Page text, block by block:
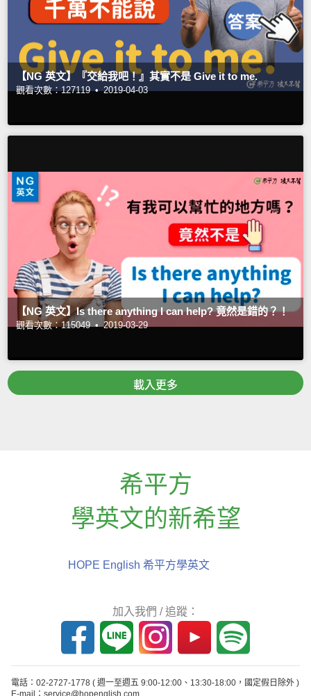
【NG 英文】『交給我吧！』其實不是 Give it to me.
觀看次數：127119 • 2019-04-03
【NG 英文】Is there anything I can help? 竟然是錯的？！
觀看次數：115049 • 2019-03-29
載入更多
希平方
學英文的新希望
HOPE English 希平方學英文
加入我們 / 追蹤：
電話：02-2727-1778 ( 週一至週五 9:00-12:00、13:30-18:00，國定假日除外 )
E-mail：service@hopenglish.com